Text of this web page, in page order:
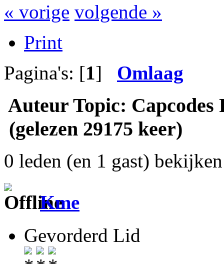
« vorige volgende »
Print
Pagina's: [1] Omlaag
Auteur Topic:
(gelezen 29175 keer)
0 leden (en 1 gast)
Kme
Gevorderd Lid